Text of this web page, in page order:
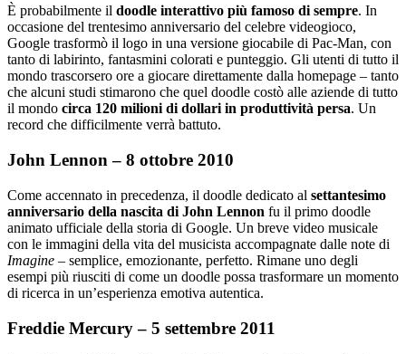
È probabilmente il doodle interattivo più famoso di sempre. In
occasione del trentesimo anniversario del celebre videogioco,
Google trasformò il logo in una versione giocabile di Pac-Man, con
tanto di labirinto, fantasmini colorati e punteggio. Gli utenti di tutto il
mondo trascorsero ore a giocare direttamente dalla homepage – tanto
che alcuni studi stimarono che quel doodle costò alle aziende di tutto
il mondo circa 120 milioni di dollari in produttività persa. Un
record che difficilmente verrà battuto.
John Lennon – 8 ottobre 2010
Come accennato in precedenza, il doodle dedicato al settantesimo
anniversario della nascita di John Lennon fu il primo doodle
animato ufficiale della storia di Google. Un breve video musicale
con le immagini della vita del musicista accompagnate dalle note di
Imagine – semplice, emozionante, perfetto. Rimane uno degli
esempi più riusciti di come un doodle possa trasformare un momento
di ricerca in un’esperienza emotiva autentica.
Freddie Mercury – 5 settembre 2011